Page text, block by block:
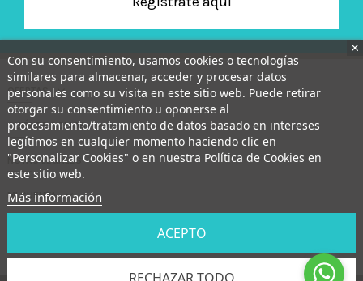
OFERTAS
QUIÉNES SOMOS
NOTAS LEGALES
MI CUENTA
Con su consentimiento, usamos cookies o tecnologías
similares para almacenar, acceder y procesar datos
personales como su visita en este sitio web. Puede retirar
otorgar su consentimiento u oponerse al
procesamiento/tratamiento de datos basado en intereses
legítimos en cualquier momento haciendo clic en
"Personalizar Cookies" o en nuestra Política de Cookies en
este sitio web.
Más información
ACEPTO